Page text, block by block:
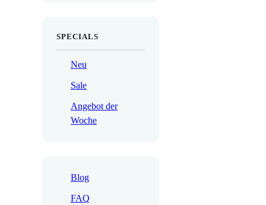
SPECIALS
Neu
Sale
Angebot der
Woche
Blog
FAQ